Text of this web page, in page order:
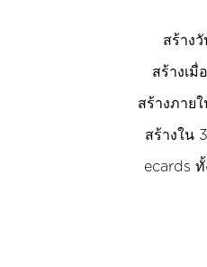
สร้าง
สร้างเมื่
สร้างภาย
สร้างใน
ecards